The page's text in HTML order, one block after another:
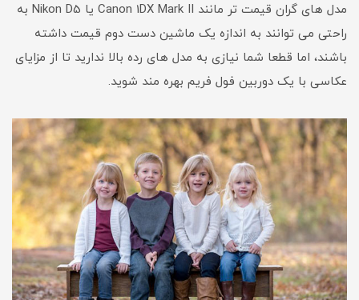
مدل های گران قیمت تر مانند Canon 1DX Mark II یا Nikon D5 به
راحتی می توانند به اندازه یک ماشین دست دوم قیمت داشته
باشند، اما قطعا شما نیازی به مدل های رده بالا ندارید تا از مزایای
عکاسی با یک دوربین فول فریم بهره مند شوید.